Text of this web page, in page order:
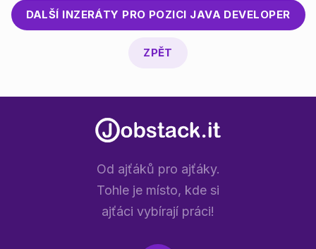
DALŠÍ INZERÁTY PRO POZICI JAVA DEVELOPER
ZPĚT
Od ajťáků pro ajťáky.
Tohle je místo, kde si
ajťáci vybírají práci!